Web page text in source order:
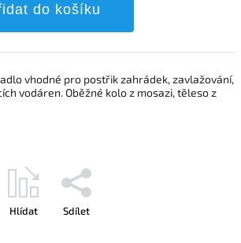
do košíku
vhodné pro postřik zahrádek, zavlažování,
vodáren. Oběžné kolo z mosazi, těleso z
Hlídat Sdílet